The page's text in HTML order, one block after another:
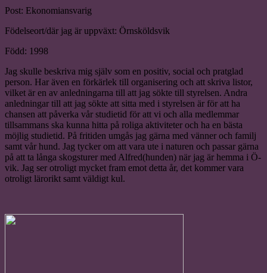
Post: Ekonomiansvarig
Födelseort/där jag är uppväxt: Örnsköldsvik
Född: 1998
Jag skulle beskriva mig själv som en positiv, social och pratglad
person. Har även en förkärlek till organisering och att skriva listor,
vilket är en av anledningarna till att jag sökte till styrelsen. Andra
anledningar till att jag sökte att sitta med i styrelsen är för att ha
chansen att påverka vår studietid för att vi och alla medlemmar
tillsammans ska kunna hitta på roliga aktiviteter och ha en bästa
möjlig studietid. På fritiden umgås jag gärna med vänner och familj
samt vår hund. Jag tycker om att vara ute i naturen och passar gärna
på att ta långa skogsturer med Alfred(hunden) när jag är hemma i Ö-
vik. Jag ser otroligt mycket fram emot detta år, det kommer vara
otroligt lärorikt samt väldigt kul.